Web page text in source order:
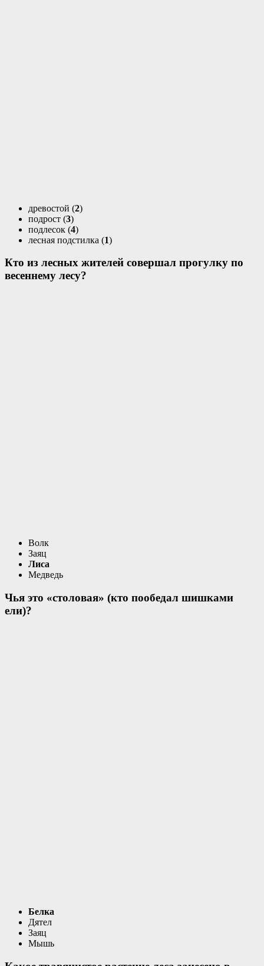
древостой (2)
подрост (3)
подлесок (4)
лесная подстилка (1)
Кто из лесных жителей совершал прогулку по
весеннему лесу?
Волк
Заяц
Лиса
Медведь
Чья это «столовая» (кто пообедал шишками
ели)?
Белка
Дятел
Заяц
Мышь